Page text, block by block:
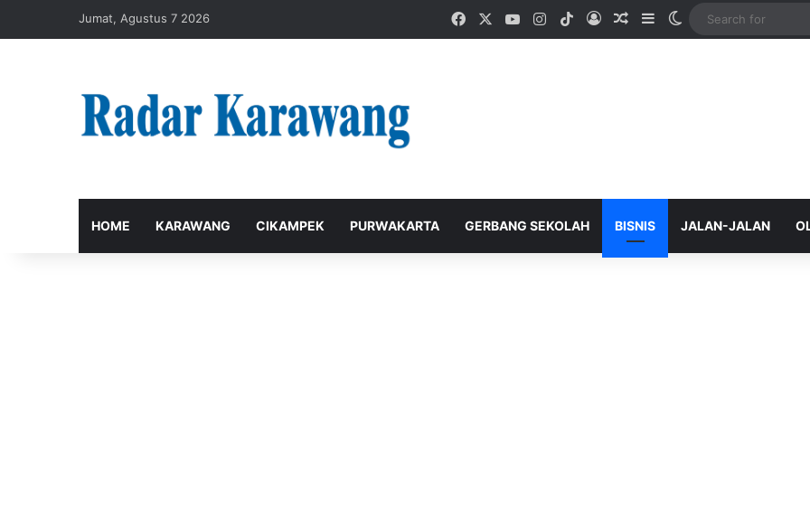
Jumat, Agustus 7 2026 FacebookYouTubeInstagram
TikTokLog InRandom Article
SidebarSwitch skin
HOME KARAWANG CIKAMPEK PURWAKARTA GERBANG SEKOLAH BISNIS JALAN-JALAN